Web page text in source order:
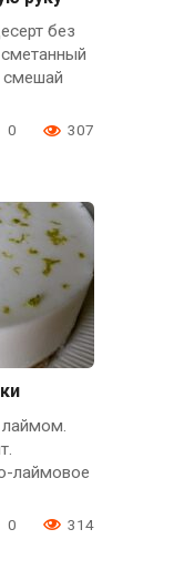
без
смешай
0 307
лаймом.
лаймовое
0 314